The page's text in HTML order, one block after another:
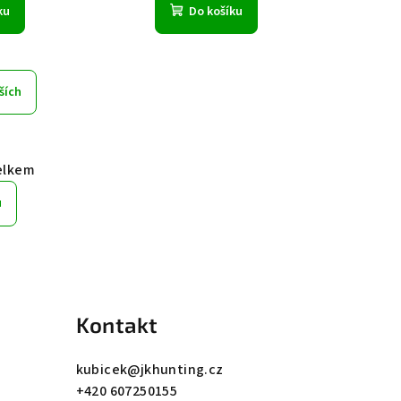
Do košíku
Kontakt
kubicek@jkhunting.cz
+420 607250155